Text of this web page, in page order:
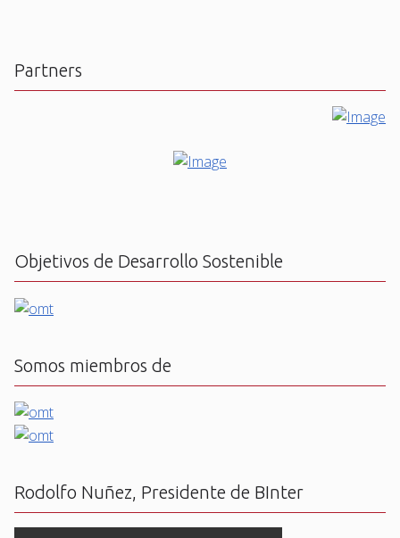
Partners
Objetivos de Desarrollo Sostenible
Somos miembros de
Rodolfo Nuñez, Presidente de BInter